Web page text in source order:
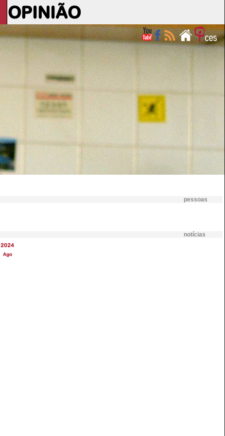
OPINIÃO
pessoas
notícias
2024
Ago